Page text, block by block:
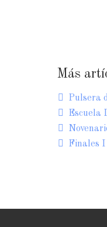
Más
Pulsera
Escuela
Finales I